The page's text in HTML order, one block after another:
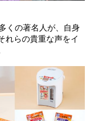
くの著名人が、自身
れらの貴重な声をイ